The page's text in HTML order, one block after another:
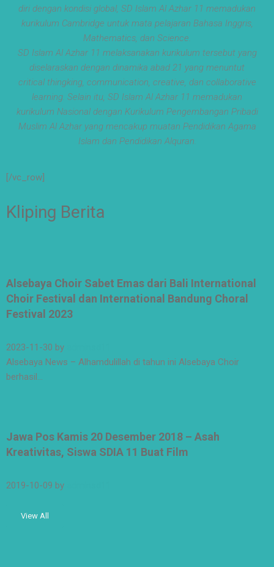
setiap langkah
menjadi ladang
kebaikan🌱
#SDIAIAzhar11Sura
#DiklatTakmir
#PemimpinMuda
#Berakhlak Mulia
#surabaya
#sekolah
#sekolahdasar
#sekolahsurabaya
diri dengan kondisi global, SD Islam Al Azhar 11 memadukan
kurikulum Cambridge untuk mata pelajaran Bahasa Inggris,
Mathematics, dan Science.
SD Islam Al Azhar 11 melaksanakan kurikulum tersebut yang
diselaraskan dengan dinamika abad 21 yang menuntut
critical thingking, communication, creative, dan collaborative
learning. Selain itu, SD Islam Al Azhar 11 memadukan
kurikulum Nasional dengan Kurikulum Pengembangan Pribadi
Muslim Al Azhar yang mencakup muatan Pendidikan Agama
Islam dan Pendidikan Alquran.
[/vc_row]
Kliping Berita
Alsebaya Choir Sabet Emas dari Bali International
Choir Festival dan International Bandung Choral
Festival 2023
2023-11-30 by
Alsebaya News – Alhamdulillah di tahun ini Alsebaya Choir
berhasil…
Jawa Pos Kamis 20 Desember 2018 – Asah
Kreativitas, Siswa SDIA 11 Buat Film
2019-10-09 by
View All